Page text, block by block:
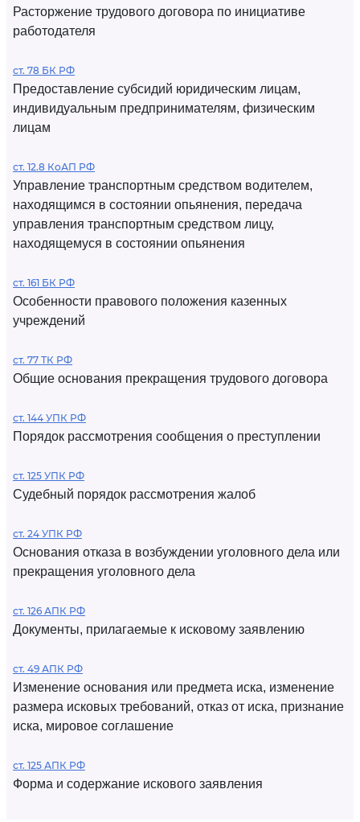
Расторжение трудового договора по инициативе
работодателя
ст. 78 БК РФ
Предоставление субсидий юридическим лицам,
индивидуальным предпринимателям, физическим
лицам
ст. 12.8 КоАП РФ
Управление транспортным средством водителем,
находящимся в состоянии опьянения, передача
управления транспортным средством лицу,
находящемуся в состоянии опьянения
ст. 161 БК РФ
Особенности правового положения казенных
учреждений
ст. 77 ТК РФ
Общие основания прекращения трудового договора
ст. 144 УПК РФ
Порядок рассмотрения сообщения о преступлении
ст. 125 УПК РФ
Судебный порядок рассмотрения жалоб
ст. 24 УПК РФ
Основания отказа в возбуждении уголовного дела или
прекращения уголовного дела
ст. 126 АПК РФ
Документы, прилагаемые к исковому заявлению
ст. 49 АПК РФ
Изменение основания или предмета иска, изменение
размера исковых требований, отказ от иска, признание
иска, мировое соглашение
ст. 125 АПК РФ
Форма и содержание искового заявления